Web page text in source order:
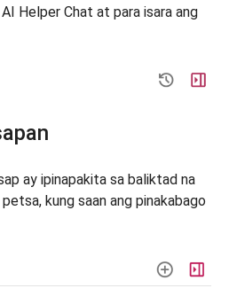
Helper Chat at para isara ang
ay ipinapakita sa baliktad na
kung saan ang pinakabago